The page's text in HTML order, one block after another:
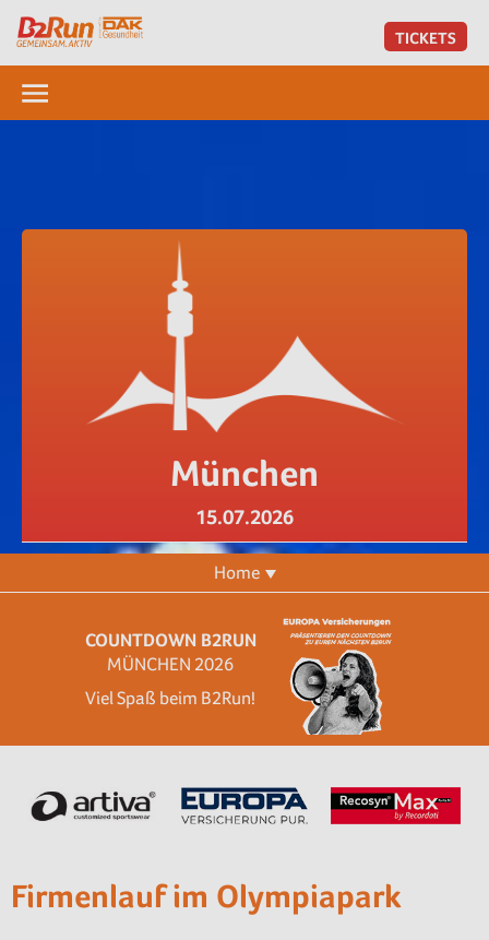
TICKETS
München
15.07.2026
Home
COUNTDOWN B2RUN
MÜNCHEN 2026
Viel Spaß beim B2Run!
Firmenlauf im Olympiapark